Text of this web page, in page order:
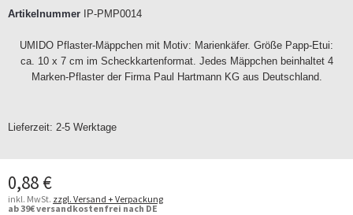
Artikelnummer IP-PMP0014
UMIDO Pflaster-Mäppchen mit Motiv: Marienkäfer. Größe Papp-Etui:
ca. 10 x 7 cm im Scheckkartenformat. Jedes Mäppchen beinhaltet 4
Marken-Pflaster der Firma Paul Hartmann KG aus Deutschland.
Lieferzeit: 2-5 Werktage
0,88 €
inkl. MwSt. zzgl. Versand + Verpackung
ab 39€ versandkostenfrei nach DE